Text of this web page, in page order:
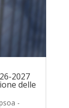
2027
delle
-